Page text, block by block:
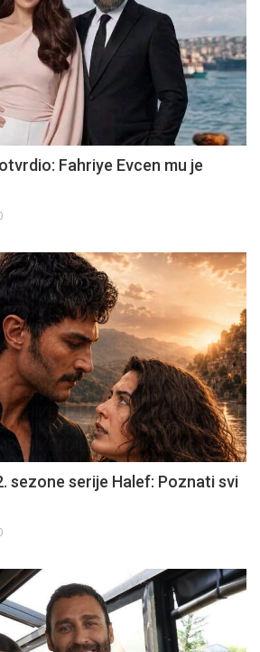
Fahriye Evcen mu je
sezone serije Halef: Poznati svi